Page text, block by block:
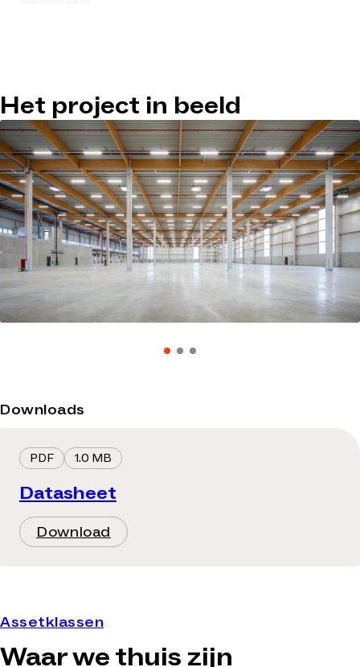
Het project in beeld
Downloads
PDF 1.0 MB
Datasheet
Download
Assetklassen
Waar we thuis zijn